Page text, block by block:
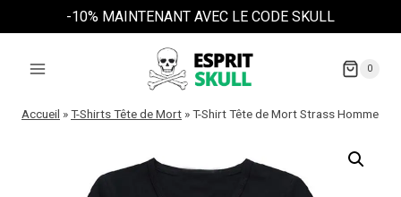
au
-10% MAINTENANT AVEC LE CODE SKULL
0
Accueil »T-Shirts Tête de Mort »T-Shirt Tête de Mort Strass Homme